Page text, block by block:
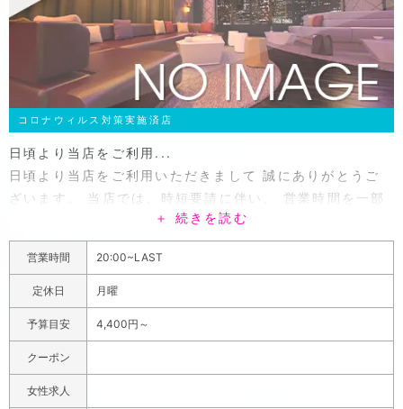
コロナウィルス対策実施済店
日頃より当店をご利用...
日頃より当店をご利用いただきまして 誠にありがとうご
ざいます。 当店では、時短要請に伴い、 営業時間を一部
変更とさせていただきます。 ■営業時間 17:００~LAST
■時間変更の期間 週末の土日のみ 1/8~時短要請解除まで
の間お店が閉まってしまう前の早い時間から 女の子に会
えて少しでもストレスを発散させてください！ ご不明点
やご来店をお考えいただいている お客様は下記までお電
話いただけますと幸いです。 TEL：047-311-
4443◆Acsess◆ 千葉県市川市南八幡4-6-7 グリーンタ
ワー駅前ビル2F◆Instagram◆
「本八幡駅」南口のキャバクラ「Club Star（スター）」
＋ 続きを読む
営業時間 20:00~LAST
定休日 月曜
予算目安 4,400円～
クーポン
女性求人